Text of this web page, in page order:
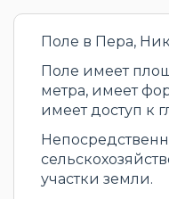
Поле в Пера,
Поле имеет
метра, имеет
имеет доступ к
участки земли.